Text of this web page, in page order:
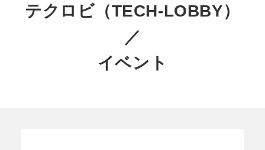
テクロビ（TECH-LOBBY）
／
イベント